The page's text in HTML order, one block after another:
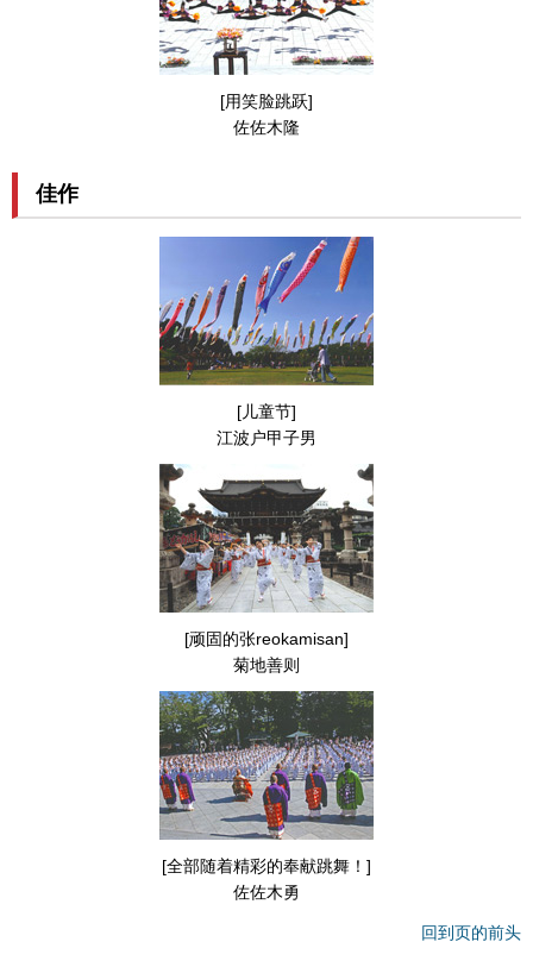
[用笑脸跳跃]
佐佐木隆
佳作
[儿童节]
江波户甲子男
[顽固的张reokamisan]
菊地善则
[全部随着精彩的奉献跳舞！]
佐佐木勇
回到页的前头